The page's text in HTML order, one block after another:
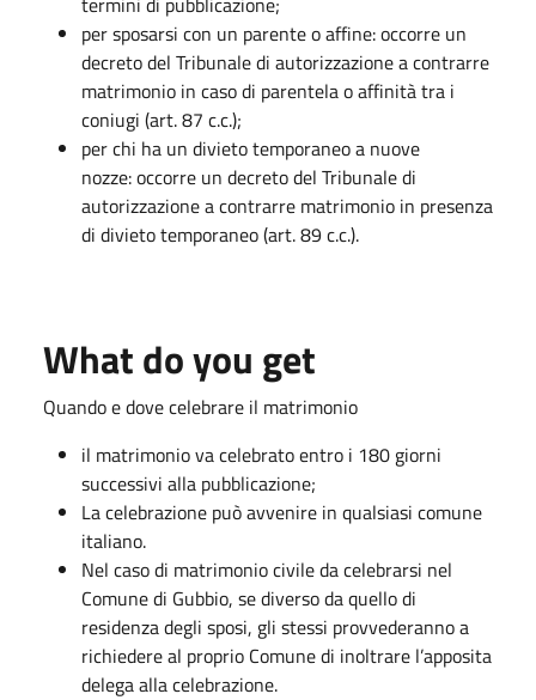
per sposarsi con un parente o affine: occorre un
decreto del Tribunale di autorizzazione a contrarre
matrimonio in caso di parentela o affinità tra i
coniugi (art. 87 c.c.);
per chi ha un divieto temporaneo a nuove
nozze: occorre un decreto del Tribunale di
autorizzazione a contrarre matrimonio in presenza
di divieto temporaneo (art. 89 c.c.).
What do you get
Quando e dove celebrare il matrimonio
il matrimonio va celebrato entro i 180 giorni
successivi alla pubblicazione;
La celebrazione può avvenire in qualsiasi comune
italiano.
Nel caso di matrimonio civile da celebrarsi nel
Comune di Gubbio, se diverso da quello di
residenza degli sposi, gli stessi provvederanno a
richiedere al proprio Comune di inoltrare l’apposita
delega alla celebrazione.